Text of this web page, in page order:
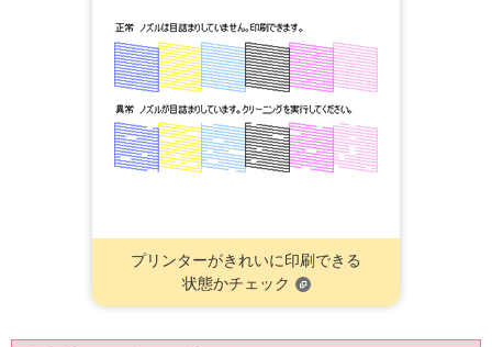
プリンターがきれいに印刷できる
状態かチェック